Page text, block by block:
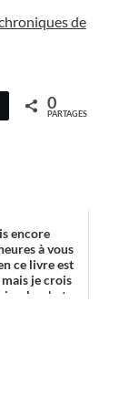
de
0
PARTAGES
encore
à vous
ce livre est
je crois
c'est